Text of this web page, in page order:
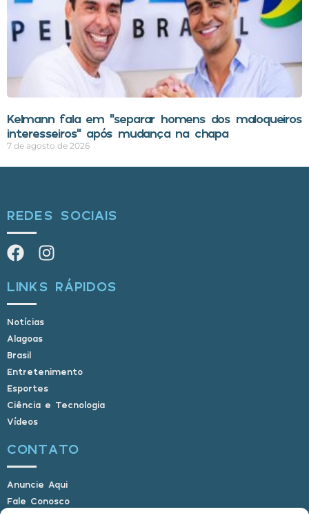
Kelmann fala em “separar homens dos maloqueiros
interesseiros” após mudança na chapa
7 de agosto de 2026
REDES SOCIAIS
LINKS RÁPIDOS
Notícias
Alagoas
Brasil
Entretenimento
Esportes
Ciência e Tecnologia
Vídeos
CONTATO
Anuncie Aqui
Fale Conosco